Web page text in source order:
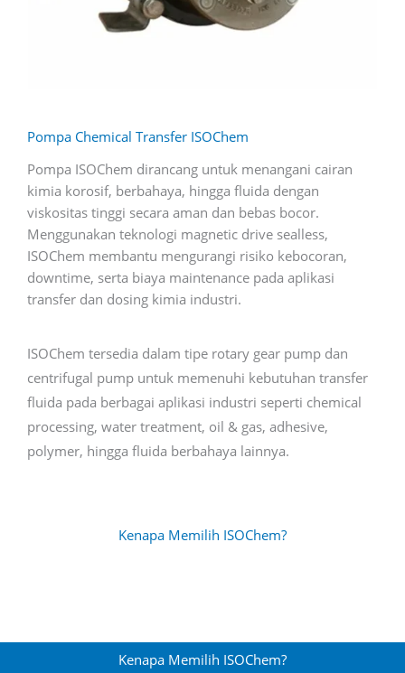
Pompa Chemical Transfer ISOChem
Pompa ISOChem dirancang untuk menangani cairan
kimia korosif, berbahaya, hingga fluida dengan
viskositas tinggi secara aman dan bebas bocor.
Menggunakan teknologi magnetic drive sealless,
ISOChem membantu mengurangi risiko kebocoran,
downtime, serta biaya maintenance pada aplikasi
transfer dan dosing kimia industri.
ISOChem tersedia dalam tipe rotary gear pump dan
centrifugal pump untuk memenuhi kebutuhan transfer
fluida pada berbagai aplikasi industri seperti chemical
processing, water treatment, oil & gas, adhesive,
polymer, hingga fluida berbahaya lainnya.
Kenapa Memilih ISOChem?
Kenapa Memilih ISOChem?